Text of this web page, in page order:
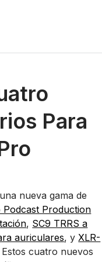
Para
nueva gama de
Podcast Production
, SC9 TRRS a
auriculares, y XLR-
Estos cuatro nuevos